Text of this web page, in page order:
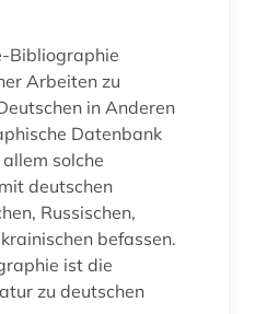
(1)
Bibliographie
Arbeiten zu
in Anderen
Datenbank
solche
deutschen
Russischen,
befassen.
ist die
zu deutschen